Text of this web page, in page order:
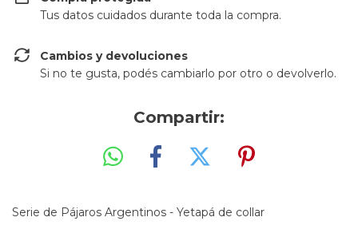
Tus datos cuidados durante toda la compra.
Cambios y devoluciones
Si no te gusta, podés cambiarlo por otro o devolverlo.
Compartir:
Serie de Pájaros Argentinos - Yetapá de collar